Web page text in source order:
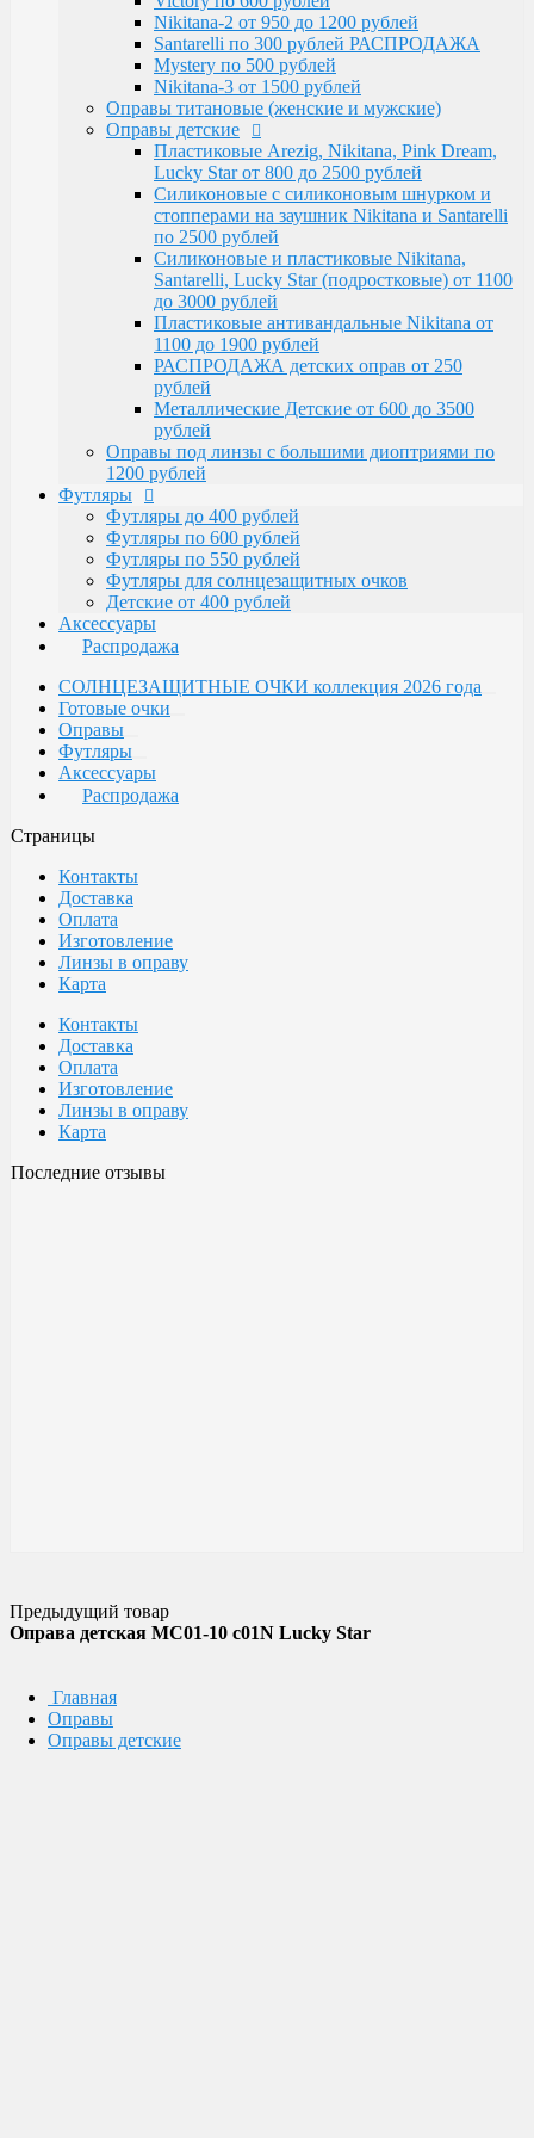
Santarelli, Lucky Star (подростковые) от 1100
до 3000 рублей
Пластиковые антивандальные Nikitana от
1100 до 1900 рублей
РАСПРОДАЖА детских оправ от 250 рублей
Металлические Детские от 600 до 3500
рублей
Оправы под линзы с большими диоптриями по
1200 рублей
Футляры до 400 рублей
Футляры по 600 рублей
Футляры по 550 рублей
Футляры для солнцезащитных очков
Детские от 400 рублей
Распродажа
Nikitana-2 от 950 до 1200 рублей
Santarelli по 300 рублей РАСПРОДАЖА
Mystery по 500 рублей
Nikitana-3 от 1500 рублей
Оправы титановые (женские и мужские)
Оправы детские
Пластиковые Arezig, Nikitana, Pink Dream,
Lucky Star от 800 до 2500 рублей
Силиконовые с силиконовым шнурком и
стопперами на заушник Nikitana и Santarelli
по 2500 рублей
Силиконовые и пластиковые Nikitana,
Santarelli, Lucky Star (подростковые) от 1100
до 3000 рублей
Пластиковые антивандальные Nikitana от
1100 до 1900 рублей
РАСПРОДАЖА детских оправ от 250
рублей
Металлические Детские от 600 до 3500
рублей
Оправы под линзы с большими диоптриями по
1200 рублей
Футляры
Футляры до 400 рублей
Футляры по 600 рублей
Футляры по 550 рублей
Футляры для солнцезащитных очков
Детские от 400 рублей
Аксессуары
Распродажа
СОЛНЦЕЗАЩИТНЫЕ ОЧКИ коллекция 2026 года
Готовые очки
Оправы
Футляры
Аксессуары
Распродажа
Страницы
Контакты
Доставка
Оплата
Изготовление
Линзы в оправу
Карта
Контакты
Доставка
Оплата
Изготовление
Линзы в оправу
Карта
Последние отзывы
Предыдущий товар
Оправа детская MC01-10 c01N Lucky Star
Главная
Оправы
Оправы детские